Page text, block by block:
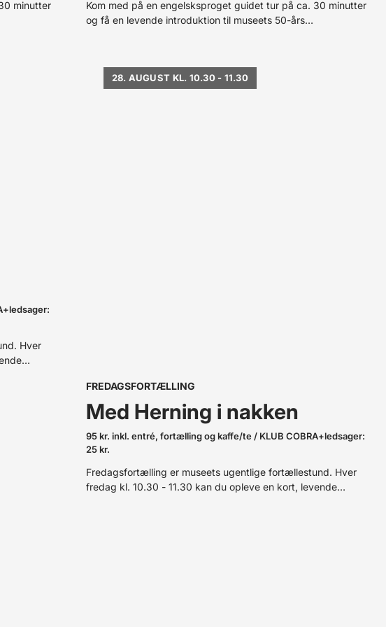
minutter
Kom med på en engelsksproget guidet tur på ca. 30 minutter
og få en levende introduktion til museets 50-års
Hver
28. AUGUST KL. 10.30 - 11.30
FREDAGSFORTÆLLING
Med Herning i nakken
95 kr. inkl. entré, fortælling og kaffe/te / KLUB COBRA+ledsager:
25 kr.
Fredagsfortælling er museets ugentlige fortællestund. Hver
fredag kl. 10.30 - 11.30 kan du opleve en kort, levende